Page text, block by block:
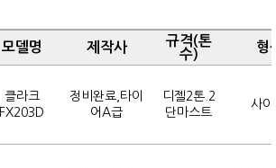
모델명 제작사
규격(톤
수)
형
클라크
FX203D
정비완료,타이
어A급
디젤2톤.2
단마스트
사